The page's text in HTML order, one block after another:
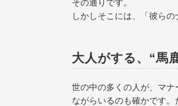
その通りです。
しかしそこには、「彼ら
大人がする、“馬
世の中の多くの人が、マ
ながらいるのも確かです。